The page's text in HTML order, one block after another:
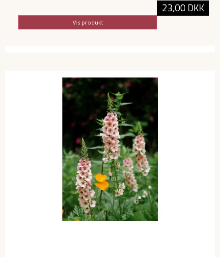
23,00 DKK
Vis produkt